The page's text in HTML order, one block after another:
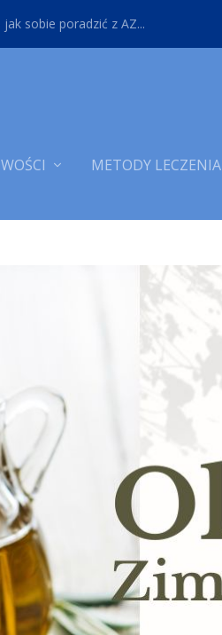
sobie poradzić z AZ...
METODY LECZENIA